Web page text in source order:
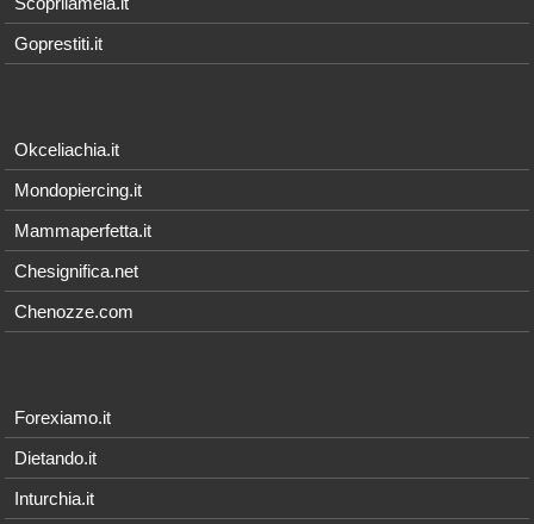
Goprestiti.it
Okceliachia.it
Mondopiercing.it
Mammaperfetta.it
Chesignifica.net
Chenozze.com
Forexiamo.it
Dietando.it
Inturchia.it